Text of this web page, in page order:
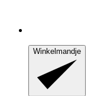
Winkelmandje